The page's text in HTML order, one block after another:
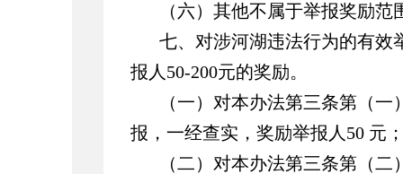
（六）其他不属于举报奖励范
七、对涉河湖违法行为的有效
报人 50-200元的奖励。
（一）对本办法第三条第（
报，一经查实，奖励举报人 50 元
（二）对本办法第三条第（